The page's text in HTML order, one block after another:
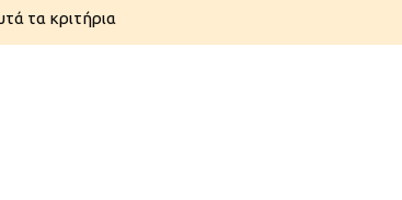
τα κριτήρια